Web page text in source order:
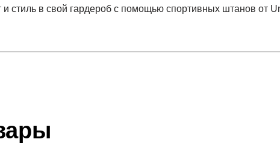
стиль в свой гардероб с помощью спортивных штанов от